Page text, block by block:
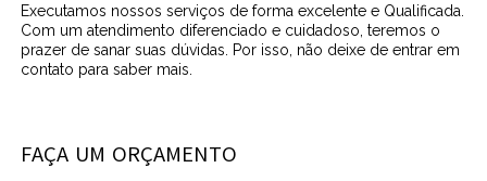
Executamos nossos serviços de forma excelente e Qualificada.
Com um atendimento diferenciado e cuidadoso, teremos o
prazer de sanar suas dúvidas. Por isso, não deixe de entrar em
contato para saber mais.
FAÇA UM ORÇAMENTO